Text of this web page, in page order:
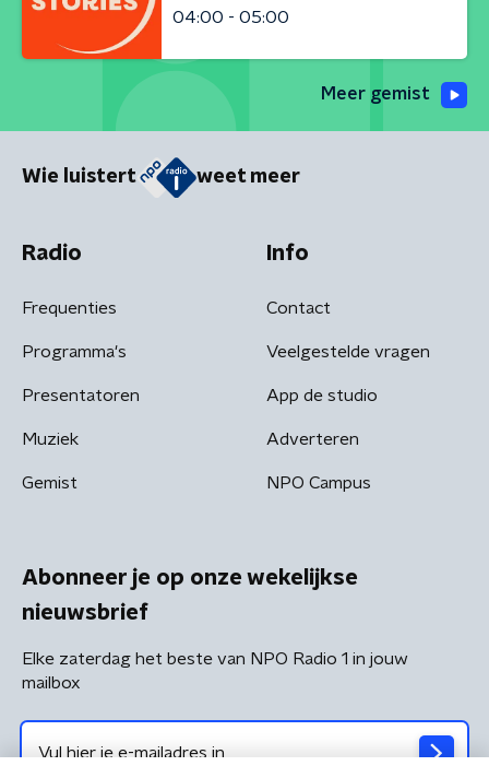
04:00 - 05:00
Meer gemist
Wie luistert weet meer
Radio
Frequenties
Programma's
Presentatoren
Muziek
Gemist
Info
Contact
Veelgestelde vragen
App de studio
Adverteren
NPO Campus
Abonneer je op onze wekelijkse
nieuwsbrief
Elke zaterdag het beste van NPO Radio 1 in jouw
mailbox